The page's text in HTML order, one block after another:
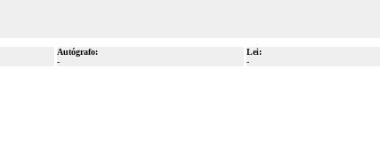
Autógrafo:
-
Lei:
-